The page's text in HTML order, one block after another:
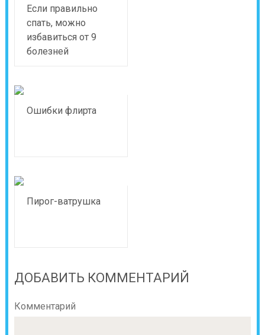
Если правильно
спать, можно
избавиться от 9
болезней
Ошибки флирта
Пирог-ватрушка
ДОБАВИТЬ КОММЕНТАРИЙ
Комментарий